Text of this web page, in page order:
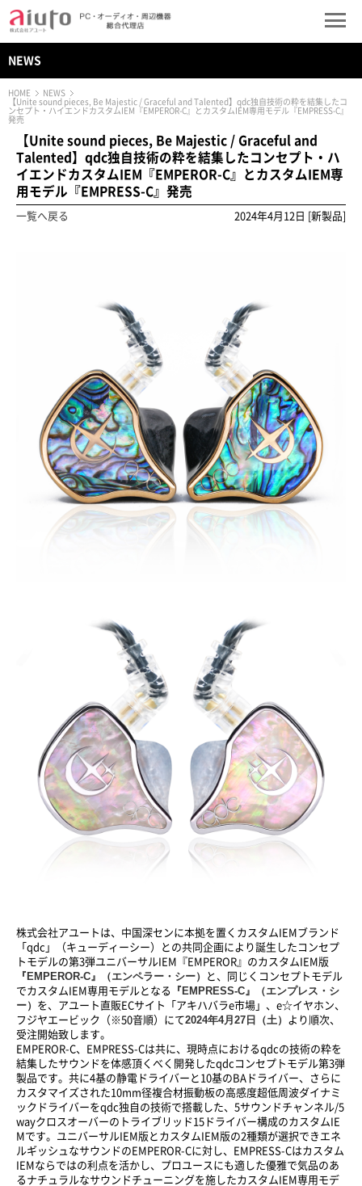
NEWS
HOME
NEWS
【Unite sound pieces, Be Majestic / Graceful and Talented】qdc独自技術の粋を結集したコ
ンセプト・ハイエンドカスタムIEM『EMPEROR-C』とカスタムIEM専用モデル『EMPRESS-C』
発売
【Unite sound pieces, Be Majestic / Graceful and
Talented】qdc独自技術の粋を結集したコンセプト・ハ
イエンドカスタムIEM『EMPEROR-C』とカスタムIEM専
用モデル『EMPRESS-C』発売
一覧へ戻る 2024年4月12日 [新製品]
株式会社アユートは、中国深センに本拠を置くカスタムIEMブランド
「qdc」（キューディーシー）との共同企画により誕生したコンセプ
トモデルの第3弾ユニバーサルIEM『EMPEROR』のカスタムIEM版
『EMPEROR-C』（エンペラー・シー）
と、同じくコンセプトモデル
でカスタムIEM専用モデルとなる
『EMPRESS-C』（エンプレス・シ
ー）
を、アユート直販ECサイト「アキハバラe市場」、e☆イヤホン、
フジヤエービック（※50音順）にて2024年4月27日（土）
より順次、
受注開始致します。
EMPEROR-C、EMPRESS-Cは共に、現時点におけるqdcの技術の粋を
結集したサウンドを体感頂くべく開発したqdcコンセプトモデル第3弾
製品です。共に4基の静電ドライバーと10基のBAドライバー、さらに
カスタマイズされた10mm径複合材振動板の高感度超低周波ダイナミ
ックドライバーをqdc独自の技術で搭載した、5サウンドチャンネル/5
wayクロスオーバーのトライブリッド15ドライバー構成のカスタムIE
Mです。ユニバーサルIEM版とカスタムIEM版の2種類が選択できエネ
ルギッシュなサウンドのEMPEROR-Cに対し、EMPRESS-Cはカスタム
IEMならではの利点を活かし、プロユースにも適した優雅で気品のあ
るナチュラルなサウンドチューニングを施したカスタムIEM専用モデ